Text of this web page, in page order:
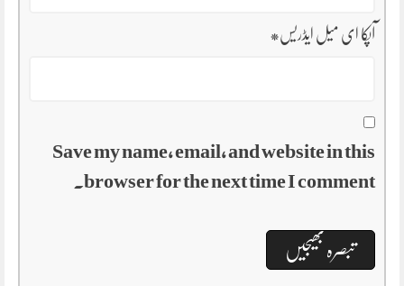
آپکا ای میل ایڈریس*
Save my name, email, and website in this
browser for the next time I comment.